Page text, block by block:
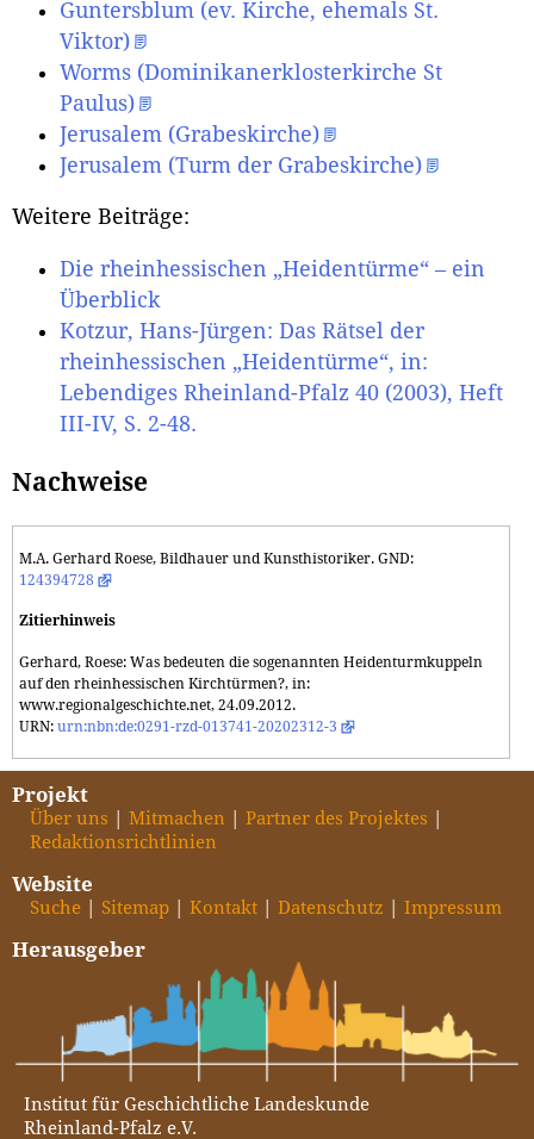
Guntersblum (ev. Kirche, ehemals St.
Viktor)
Worms (Dominikanerklosterkirche St
Paulus)
Jerusalem (Grabeskirche)
Jerusalem (Turm der Grabeskirche)
Weitere Beiträge:
Die rheinhessischen „Heidentürme“ – ein
Überblick
Kotzur, Hans-Jürgen: Das Rätsel der
rheinhessischen „Heidentürme“, in:
Lebendiges Rheinland-Pfalz 40 (2003), Heft
III-IV, S. 2-48.
Nachweise
M.A. Gerhard Roese, Bildhauer und Kunsthistoriker. GND:
124394728
Zitierhinweis
Gerhard, Roese: Was bedeuten die sogenannten Heidenturmkuppeln
auf den rheinhessischen Kirchtürmen?, in:
www.regionalgeschichte.net, 24.09.2012.
URN: urn:nbn:de:0291-rzd-013741-20202312-3
Projekt
Über uns Mitmachen
Partner des Projektes
Redaktionsrichtlinien
Website
Suche Sitemap Kontakt Datenschutz Impressum
Herausgeber
Institut für Geschichtliche Landeskunde
Rheinland-Pfalz e.V.